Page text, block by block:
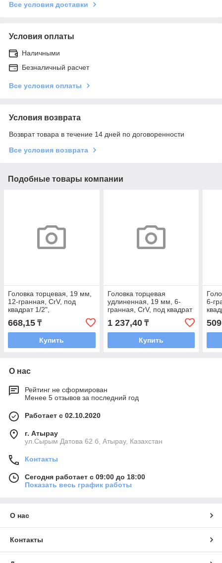
Все условия доставки
Условия оплаты
Наличными
Безналичный расчет
Все условия оплаты
Условия возврата
Возврат товара в течение 14 дней по договоренности
Все условия возврата
Подобные товары компании
Головка торцевая, 19 мм,
12-гранная, CrV, под
квадрат 1/2",
668,15 ₸
Купить
Головка торцевая
удлиненная, 19 мм, 6-
гранная, CrV, под квадрат
1 237,40₸
Купить
6-
О нас
Рейтинг не сформирован
Менее 5 отзывов за последний год
Работает с 02.10.2020
г. Атырау
ул.Сырым Датова 62 б, Атырау, Казахстан
Контакты
Сегодня работает с 09:00 до 18:00
Показать весь график работы
О нас
Контакты